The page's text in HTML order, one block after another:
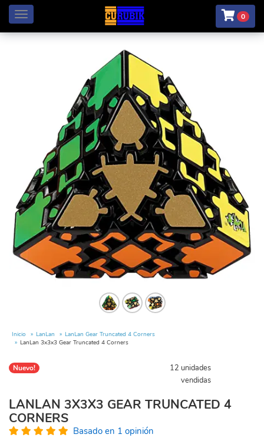
Menú 0
Inicio LanLan
LanLan Gear Truncated 4 Corners
LanLan 3x3x3 Gear Truncated 4 Corners
Nuevo!
12 unidades
vendidas
LANLAN 3X3X3 GEAR TRUNCATED 4
CORNERS
Basado en 1 opinión